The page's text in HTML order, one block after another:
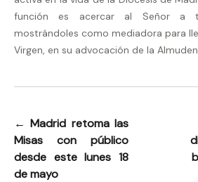
función es acercar al Señor a
mostrándoles como mediadora para
Virgen, en su advocación de la
Navegación
de
entradas
← Madrid retoma las
Misas con público
desde este lunes 18
de mayo